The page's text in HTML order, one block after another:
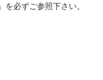
」を必ずご参照下さい。